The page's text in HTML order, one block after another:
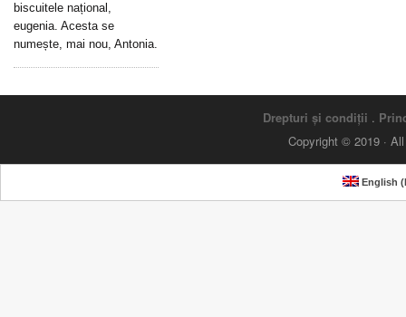
biscuitele național,
eugenia. Acesta se
numește, mai nou, Antonia.
Drepturi și condiții .
Copyright © 2019 ·
English (